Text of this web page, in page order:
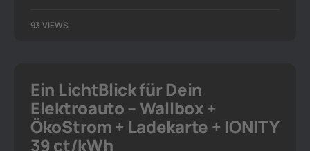
93 VIEWS
Ein LichtBlick für Dein
Elektroauto – Wallbox +
ÖkoStrom + Ladekarte + IONITY
39 ct/kWh